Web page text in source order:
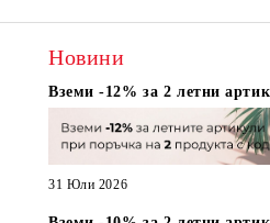
Новини
Вземи -12% за 2 летни
31 Юли 2026